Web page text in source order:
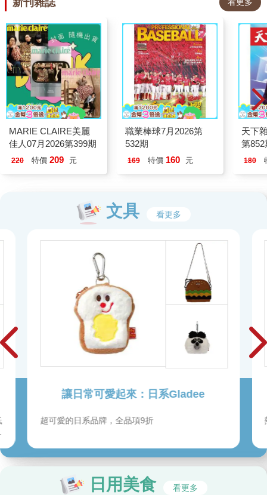
MARIE CLAIRE美麗
佳人07月2026第399期
220 特價 209 元
職業棒球7月2026第
532期
169 特價 160 元
天下
第852
180
文具 看更多
讓日常可愛起來：日系Gladee
超可愛的日系品牌，全品項9折
日用美食 看更多